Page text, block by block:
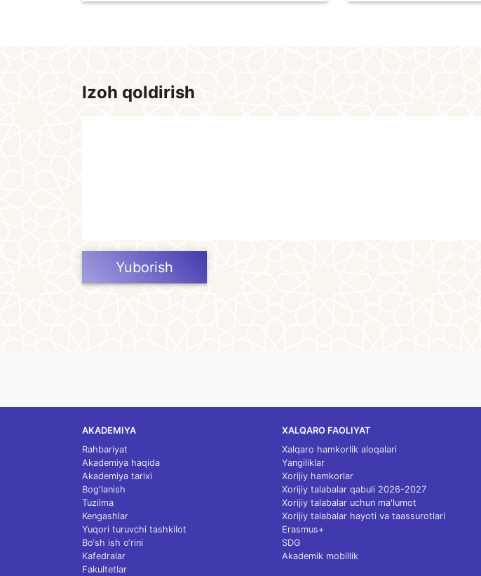
Izoh qoldirish
Yuborish
AKADEMIYA
Rahbariyat
Akademiya haqida
Akademiya tarixi
Bog'lanish
Tuzilma
Kengashlar
Yuqori turuvchi tashkilot
Bo‘sh ish o‘rini
Kafedralar
Fakultetlar
XALQARO FAOLIYAT
Xalqaro hamkorlik aloqalari
Yangiliklar
Xorijiy hamkorlar
Xorijiy talabalar qabuli 2026-2027
Xorijiy talabalar uchun ma'lumot
Xorijiy talabalar hayoti va taassurotlari
Erasmus+
SDG
Akademik mobillik